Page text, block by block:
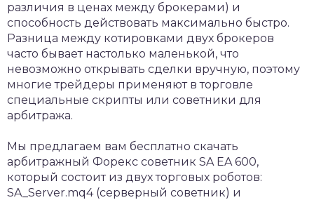
различия в ценах между брокерами) и
способность действовать максимально быстро.
Разница между котировками двух брокеров
часто бывает настолько маленькой, что
невозможно открывать сделки вручную, поэтому
многие трейдеры применяют в торговле
специальные скрипты или советники для
арбитража.
Мы предлагаем вам бесплатно скачать
арбитражный Форекс советник SA EA 600,
который состоит из двух торговых роботов:
SA_Server.mq4 (серверный советник) и